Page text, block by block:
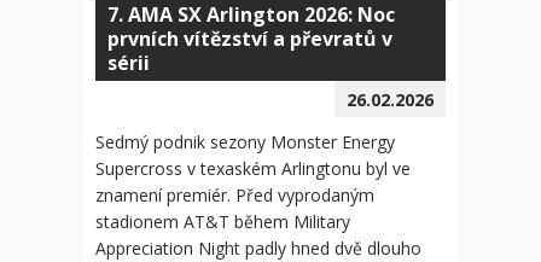
7. AMA SX Arlington 2026: Noc
prvních vítězství a převratů v
sérii
26.02.2026
Sedmý podnik sezony Monster Energy
Supercross v texaském Arlingtonu byl ve
znamení premiér. Před vyprodaným
stadionem AT&T během Military
Appreciation Night padly hned dvě dlouho